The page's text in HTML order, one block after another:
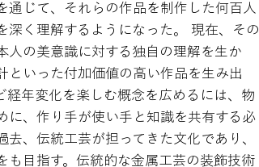
通じて、それらの作品を制作した何百人
深く理解するようになった。 現在、その
人の美意識に対する独自の理解を生か
といった付加価値の高い作品を生み出
経年変化を楽しむ概念を広めるには、物
に、作り手が使い手と知識を共有する必
去、伝統工芸が担ってきた文化であり、
も目指す。伝統的な金属工芸の装飾技術